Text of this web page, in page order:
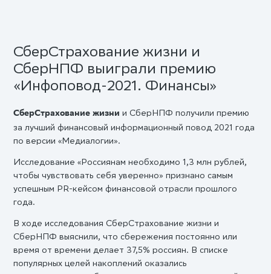
СберСтрахование жизни и
СберНПФ выиграли премию
«Инфоповод-2021. Финансы»
СберСтрахование жизнии СберНПФ получили премию
за лучший финансовый информационный повод 2021 года
по версии «Медиалогии».
Исследование «Россиянам необходимо 1,3 млн рублей,
чтобы чувствовать себя уверенно» признано самым
успешным PR-кейсом финансовой отрасли прошлого
года.
В ходе исследования СберСтрахование жизни и
СберНПФ выяснили, что сбережения постоянно или
время от времени делает 37,5% россиян. В списке
популярных целей накоплений оказались